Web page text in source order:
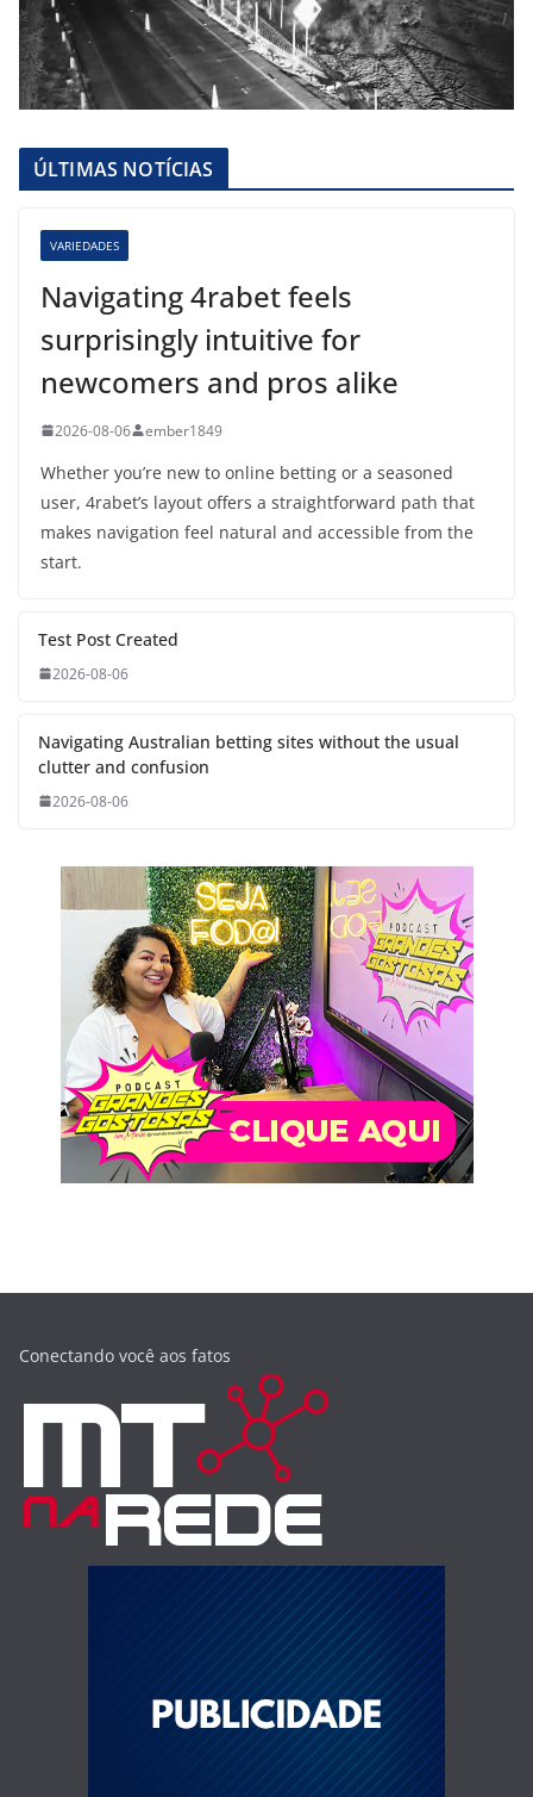
ÚLTIMAS NOTÍCIAS
VARIEDADES
Navigating 4rabet feels
surprisingly intuitive for
newcomers and pros alike
2026-08-06 ember1849
Whether you’re new to online betting or a seasoned
user, 4rabet’s layout offers a straightforward path that
makes navigation feel natural and accessible from the
start.
Test Post Created
2026-08-06
Navigating Australian betting sites without the usual
clutter and confusion
2026-08-06
Conectando você aos fatos